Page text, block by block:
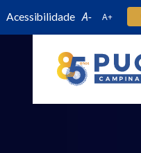
Acessibilidade